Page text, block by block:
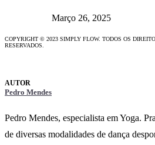
Março 26, 2025
COPYRIGHT © 2023 SIMPLY FLOW. TODOS OS
RESERVADOS.
Pedro Mendes
Pedro Mendes, especialista em Yoga.
de diversas modalidades de dança